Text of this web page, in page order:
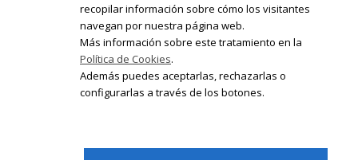
Registrate en nuestro boletín de
noticias
recopilar información sobre cómo los visitantes
navegan por nuestra página web.
Más información sobre este tratamiento en la
Política de Cookies.
Además puedes aceptarlas, rechazarlas o
configurarlas a través de los botones.